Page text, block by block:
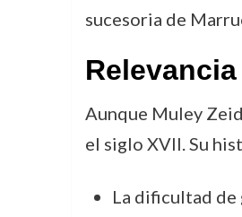
sucesoria de
Aunque Muley
el siglo XVII. Su
La dificultad